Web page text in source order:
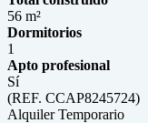
56 m²
Dormitorios
1
Apto profesional
Sí
(REF. CCAP8245724)
Alquiler Temporario